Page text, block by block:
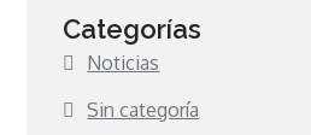
Categorías
Noticias
Sin categoría